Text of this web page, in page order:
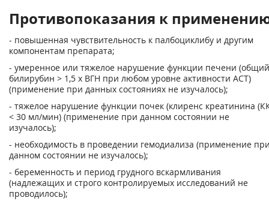
Противопоказания к
- повышенная чувствительность к палбоциклибу и другим
компонентам препарата;
- умеренное или тяжелое нарушение функции печени (общий
билирубин > 1,5 х ВГН при любом уровне активности ACT)
(применение при данных состояниях не изучалось);
- тяжелое нарушение функции почек (клиренс креатинина
< 30 мл/мин) (применение при данном состоянии не
изучалось);
- необходимость в проведении гемодиализа (применение
данном состоянии не изучалось);
- беременность и период грудного вскармливания
(надлежащих и строго контролируемых исследований не
проводилось);